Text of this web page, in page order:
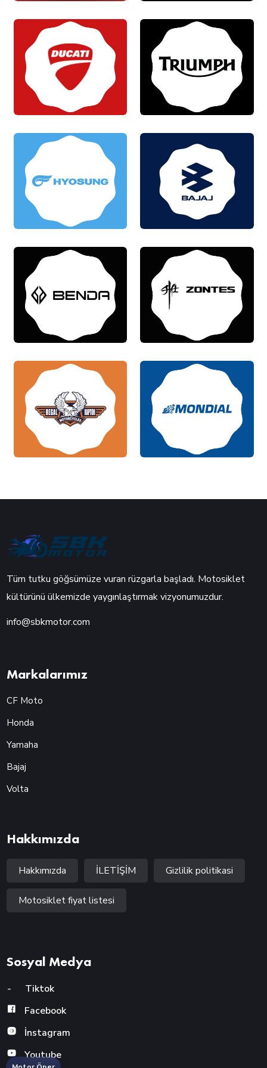
Tüm tutku göğsümüze vuran rüzgarla başladı. Motosiklet
kültürünü ülkemizde yaygınlaştırmak vizyonumuzdur.
info@sbkmotor.com
Markalarımız
CF Moto
Honda
Yamaha
Bajaj
Volta
Hakkımızda
Hakkımızda İLETİŞİM Gizlilik politikasi
Motosiklet fiyat listesi
Sosyal Medya
-
Tiktok
Facebook
İnstagram
Youtube